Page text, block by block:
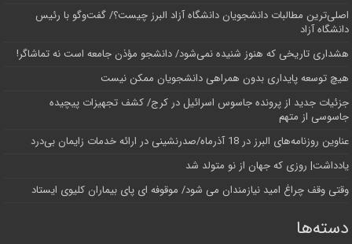
اصلی‌ترین مطالبات دانشجویان دانشگاه آزاد البرز چیست؟/ گفت‌وگو با رئیس
دانشگاه آز‌اد
هشداری تاریخی که هنوز شنیده نمی‌شود/ دانشجو مؤذن جامعه است نه تماشاگر!
هیچ توسعه پایداری بدون همراهی دانشجویان ممکن نیست
جزئیات جدید از پرونده جاسوس اسرائیل در کرج/‌ کشف تجهیزات پیچیده
جاسوسی از متهم
عناوین روزنامه‌های البرز در ‌18 آذرماه/صدرنشینی در ارائه خدمات زایمان بی‌درد
یادداشت| روزی که جهان از نو متولد شد
وقتی وقف چراغ امید نیازمندان می شود/ موقوفه ای پای بیماران کلیوی ایستاد
دسته‌ها